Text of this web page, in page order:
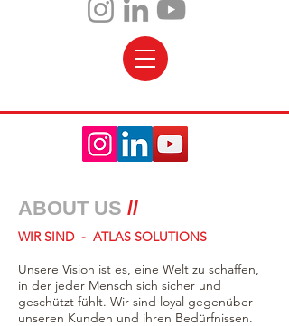
ABOUT US //
WIR SIND - ATLAS SOLUTIONS
Unsere Vision ist es, eine Welt zu schaffen,
in der jeder Mensch sich sicher und
geschützt fühlt. Wir sind loyal gegenüber
unseren Kunden und ihren Bedürfnissen.